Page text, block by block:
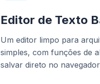
Editor de Texto
Um editor limpo para
simples, com funções de
salvar direto no